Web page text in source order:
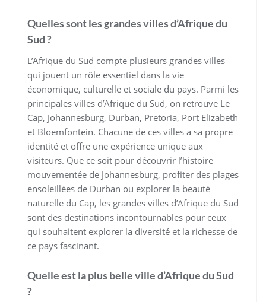
Quelles sont les grandes villes d’Afrique du
Sud ?
L’Afrique du Sud compte plusieurs grandes villes
qui jouent un rôle essentiel dans la vie
économique, culturelle et sociale du pays. Parmi les
principales villes d’Afrique du Sud, on retrouve Le
Cap, Johannesburg, Durban, Pretoria, Port Elizabeth
et Bloemfontein. Chacune de ces villes a sa propre
identité et offre une expérience unique aux
visiteurs. Que ce soit pour découvrir l’histoire
mouvementée de Johannesburg, profiter des plages
ensoleillées de Durban ou explorer la beauté
naturelle du Cap, les grandes villes d’Afrique du Sud
sont des destinations incontournables pour ceux
qui souhaitent explorer la diversité et la richesse de
ce pays fascinant.
Quelle est la plus belle ville d’Afrique du Sud
?